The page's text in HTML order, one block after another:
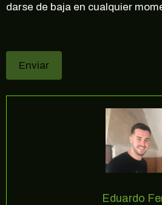
darse de baja en cualquier
Eduardo